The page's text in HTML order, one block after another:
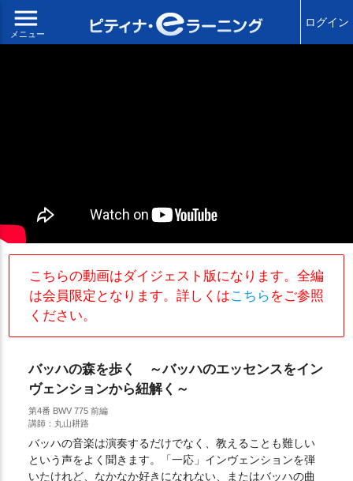
menu
メニュー
ログイン
こちらの動画はダイジェスト版になります。全編
は会員限定となります。詳しくはこちら をご参照
ください。
バッハの森を歩く ～バッハのエッセンスをイン
ヴェンションから紐解く～
第4番 BWV 775 前編
講師：丸山耕路
バッハの音楽は演奏するだけでなく、教えることも難しい
という声をよく聞きます。「一応」インヴェンションを弾
いたけれど、なかなか好きになれない、またはバッハの曲